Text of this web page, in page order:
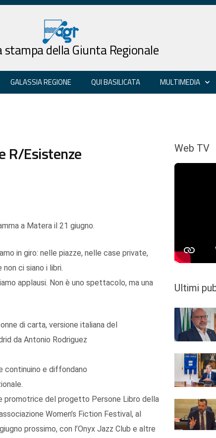
stampa della Giunta Regionale
GALASSIA REGIONE QUI BASILICATA MULTIMEDIA
R/Esistenze
a Matera il 21 giugno.
in giro: nelle piazze, nelle case private,
ci siano i libri.
applausi. Non è uno spettacolo, ma una
di carta, versione italiana del
da Antonio Rodriguez
continuino e diffondano
promotrice del progetto Persone Libro della
Women’s Fiction Festival, al
prossimo, con l’Onyx Jazz Club e altre
Web TV
Ultimi